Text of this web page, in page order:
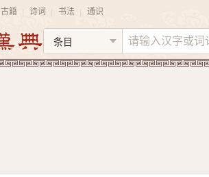
古籍 诗词 书法 通识